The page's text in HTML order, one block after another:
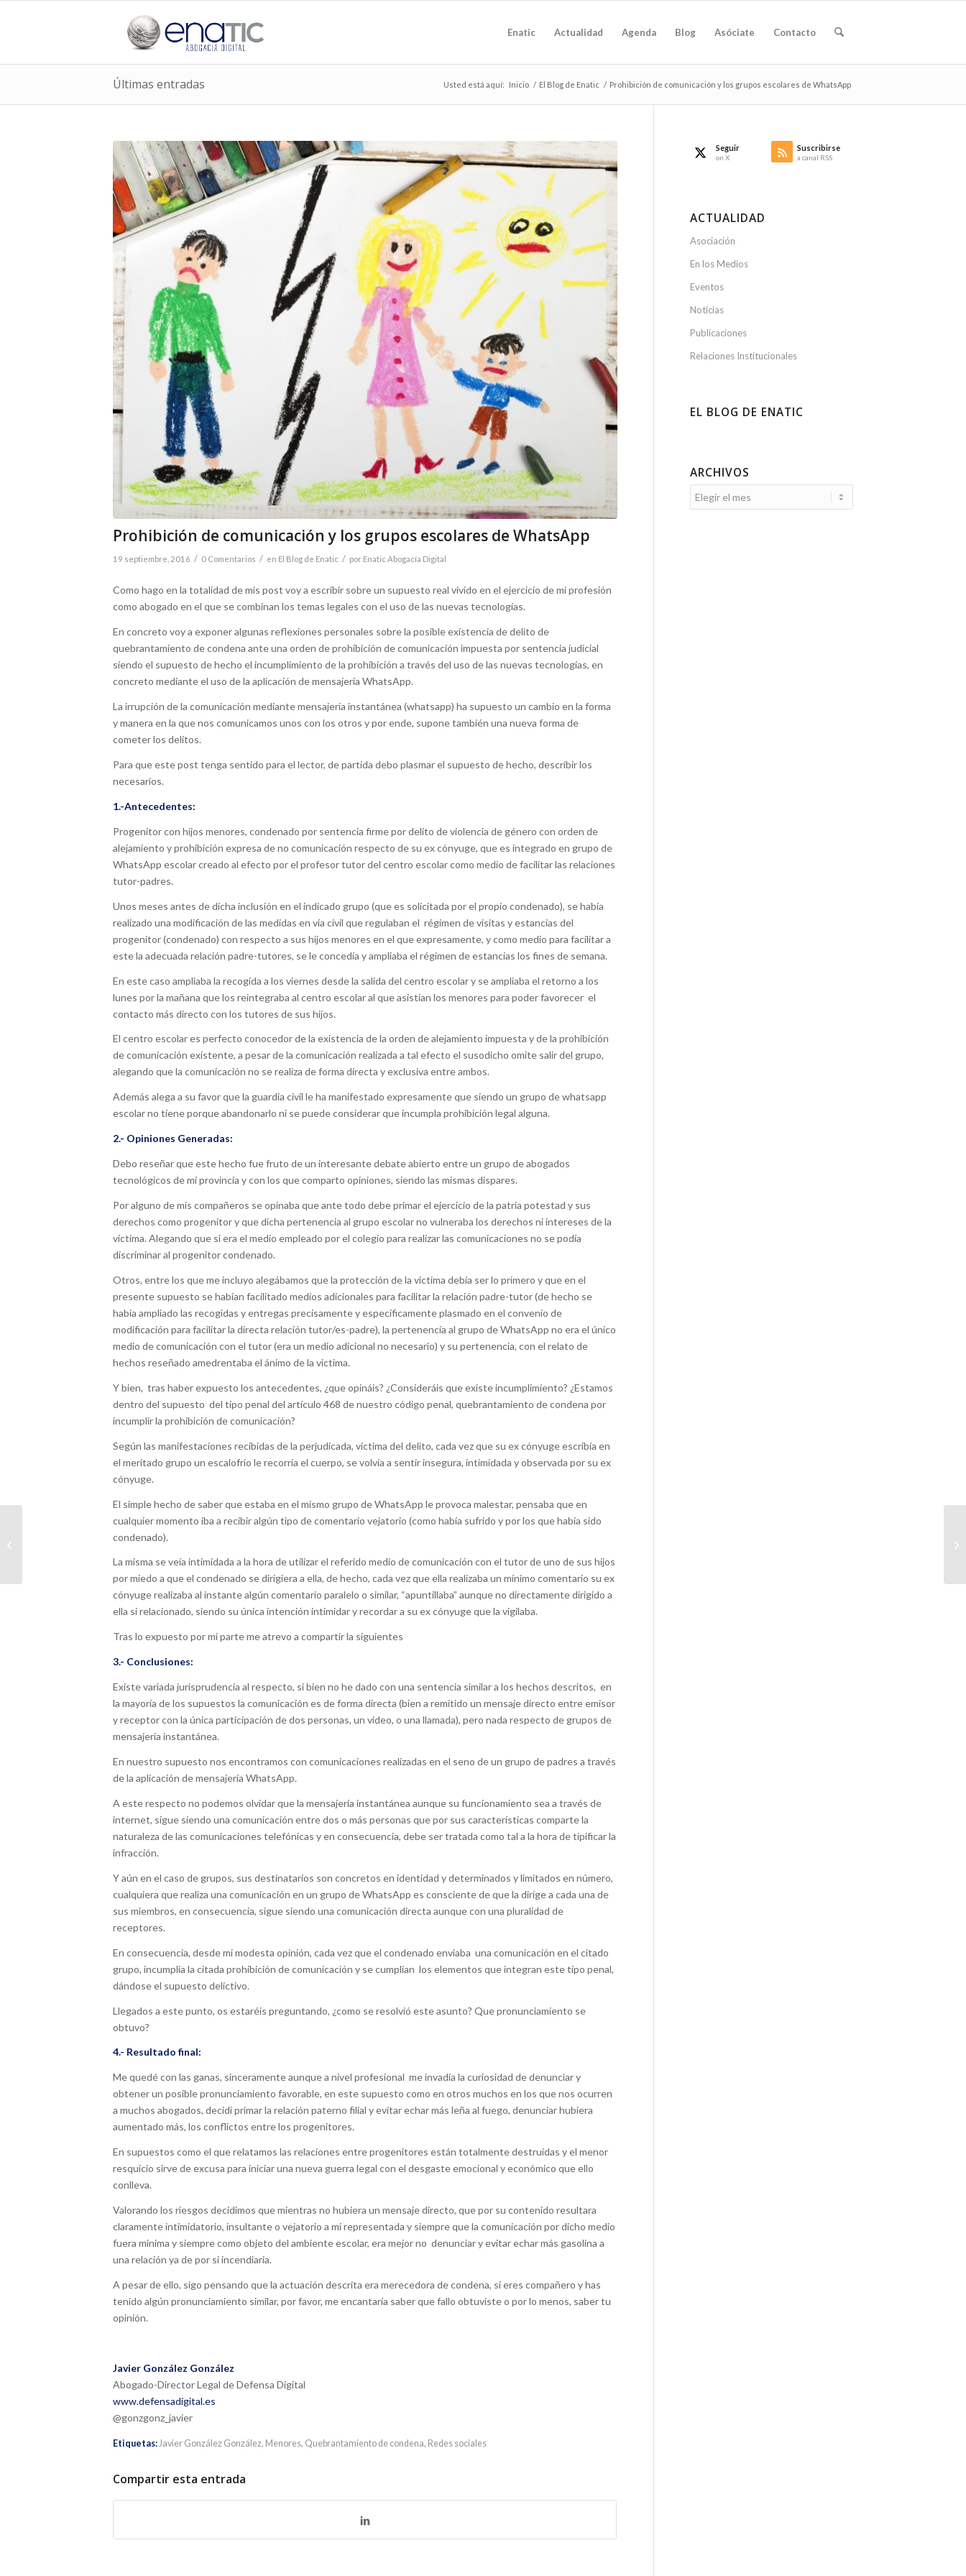
Enatic Actualidad Agenda Blog Asóciate Contacto
Últimas entradas Usted está aquí: Inicio / El Blog de Enatic / Prohibición de comunicación y los grupos escolares de WhatsApp
Prohibición de comunicación y los grupos escolares de WhatsApp
19 septiembre, 2016 / 0 Comentarios / en El Blog de Enatic / por Enatic Abogacía Digital
Como hago en la totalidad de mis post voy a escribir sobre un supuesto real vivido en el ejercicio de mi profesión
como abogado en el que se combinan los temas legales con el uso de las nuevas tecnologías.
En concreto voy a exponer algunas reflexiones personales sobre la posible existencia de delito de
quebrantamiento de condena ante una orden de prohibición de comunicación impuesta por sentencia judicial
siendo el supuesto de hecho el incumplimiento de la prohibición a través del uso de las nuevas tecnologías, en
concreto mediante el uso de la aplicación de mensajería WhatsApp.
La irrupción de la comunicación mediante mensajería instantánea (whatsapp) ha supuesto un cambio en la forma
y manera en la que nos comunicamos unos con los otros y por ende, supone también una nueva forma de
cometer los delitos.
Para que este post tenga sentido para el lector, de partida debo plasmar el supuesto de hecho, describir los
necesarios.
1.-Antecedentes:
Progenitor con hijos menores, condenado por sentencia firme por delito de violencia de género con orden de
alejamiento y prohibición expresa de no comunicación respecto de su ex cónyuge, que es integrado en grupo de
WhatsApp escolar creado al efecto por el profesor tutor del centro escolar como medio de facilitar las relaciones
tutor-padres.
Unos meses antes de dicha inclusión en el indicado grupo (que es solicitada por el propio condenado), se había
realizado una modificación de las medidas en vía civil que regulaban el régimen de visitas y estancias del
progenitor (condenado) con respecto a sus hijos menores en el que expresamente, y como medio para facilitar a
este la adecuada relación padre-tutores, se le concedía y ampliaba el régimen de estancias los fines de semana.
En este caso ampliaba la recogida a los viernes desde la salida del centro escolar y se ampliaba el retorno a los
lunes por la mañana que los reintegraba al centro escolar al que asistían los menores para poder favorecer el
contacto más directo con los tutores de sus hijos.
El centro escolar es perfecto conocedor de la existencia de la orden de alejamiento impuesta y de la prohibición
de comunicación existente, a pesar de la comunicación realizada a tal efecto el susodicho omite salir del grupo,
alegando que la comunicación no se realiza de forma directa y exclusiva entre ambos.
Además alega a su favor que la guardia civil le ha manifestado expresamente que siendo un grupo de whatsapp
escolar no tiene porque abandonarlo ni se puede considerar que incumpla prohibición legal alguna.
2.- Opiniones Generadas:
Debo reseñar que este hecho fue fruto de un interesante debate abierto entre un grupo de abogados
tecnológicos de mi provincia y con los que comparto opiniones, siendo las mismas dispares.
Por alguno de mis compañeros se opinaba que ante todo debe primar el ejercicio de la patria potestad y sus
derechos como progenitor y que dicha pertenencia al grupo escolar no vulneraba los derechos ni intereses de la
victima. Alegando que si era el medio empleado por el colegio para realizar las comunicaciones no se podía
discriminar al progenitor condenado.
Otros, entre los que me incluyo alegábamos que la protección de la victima debía ser lo primero y que en el
presente supuesto se habían facilitado medios adicionales para facilitar la relación padre-tutor (de hecho se
había ampliado las recogidas y entregas precisamente y específicamente plasmado en el convenio de
modificación para facilitar la directa relación tutor/es-padre), la pertenencia al grupo de WhatsApp no era el único
medio de comunicación con el tutor (era un medio adicional no necesario) y su pertenencia, con el relato de
hechos reseñado amedrentaba el ánimo de la victima.
Y bien, tras haber expuesto los antecedentes, ¿que opináis? ¿Consideráis que existe incumplimiento? ¿Estamos
dentro del supuesto del tipo penal del artículo 468 de nuestro código penal, quebrantamiento de condena por
incumplir la prohibición de comunicación?
Según las manifestaciones recibidas de la perjudicada, victima del delito, cada vez que su ex cónyuge escribía en
el meritado grupo un escalofrío le recorría el cuerpo, se volvía a sentir insegura, intimidada y observada por su ex
cónyuge.
El simple hecho de saber que estaba en el mismo grupo de WhatsApp le provoca malestar, pensaba que en
cualquier momento iba a recibir algún tipo de comentario vejatorio (como había sufrido y por los que había sido
condenado).
La misma se veía intimidada a la hora de utilizar el referido medio de comunicación con el tutor de uno de sus hijos
por miedo a que el condenado se dirigiera a ella, de hecho, cada vez que ella realizaba un mínimo comentario su ex
cónyuge realizaba al instante algún comentario paralelo o similar, “apuntillaba” aunque no directamente dirigido a
ella si relacionado, siendo su única intención intimidar y recordar a su ex cónyuge que la vigilaba.
Tras lo expuesto por mi parte me atrevo a compartir la siguientes
3.- Conclusiones:
Existe variada jurisprudencia al respecto, si bien no he dado con una sentencia similar a los hechos descritos, en
la mayoría de los supuestos la comunicación es de forma directa (bien a remitido un mensaje directo entre emisor
y receptor con la única participación de dos personas, un video, o una llamada), pero nada respecto de grupos de
mensajería instantánea.
En nuestro supuesto nos encontramos con comunicaciones realizadas en el seno de un grupo de padres a través
de la aplicación de mensajería WhatsApp.
A este respecto no podemos olvidar que la mensajería instantánea aunque su funcionamiento sea a través de
internet, sigue siendo una comunicación entre dos o más personas que por sus características comparte la
naturaleza de las comunicaciones telefónicas y en consecuencia, debe ser tratada como tal a la hora de tipificar la
infracción.
Y aún en el caso de grupos, sus destinatarios son concretos en identidad y determinados y limitados en número,
cualquiera que realiza una comunicación en un grupo de WhatsApp es consciente de que la dirige a cada una de
sus miembros, en consecuencia, sigue siendo una comunicación directa aunque con una pluralidad de
receptores.
En consecuencia, desde mi modesta opinión, cada vez que el condenado enviaba una comunicación en el citado
grupo, incumplía la citada prohibición de comunicación y se cumplían los elementos que integran este tipo penal,
dándose el supuesto delictivo.
Llegados a este punto, os estaréis preguntando, ¿como se resolvió este asunto? Que pronunciamiento se
obtuvo?
4.- Resultado final:
Me quedé con las ganas, sinceramente aunque a nivel profesional me invadía la curiosidad de denunciar y
obtener un posible pronunciamiento favorable, en este supuesto como en otros muchos en los que nos ocurren
a muchos abogados, decidí primar la relación paterno filial y evitar echar más leña al fuego, denunciar hubiera
aumentado más, los conflictos entre los progenitores.
En supuestos como el que relatamos las relaciones entre progenitores están totalmente destruidas y el menor
resquicio sirve de excusa para iniciar una nueva guerra legal con el desgaste emocional y económico que ello
conlleva.
Valorando los riesgos decidimos que mientras no hubiera un mensaje directo, que por su contenido resultara
claramente intimidatorio, insultante o vejatorio a mi representada y siempre que la comunicación por dicho medio
fuera mínima y siempre como objeto del ambiente escolar, era mejor no denunciar y evitar echar más gasolina a
una relación ya de por si incendiaria.
A pesar de ello, sigo pensando que la actuación descrita era merecedora de condena, si eres compañero y has
tenido algún pronunciamiento similar, por favor, me encantaría saber que fallo obtuviste o por lo menos, saber tu
opinión.
Javier González González
Abogado-Director Legal de Defensa Digital
www.defensadigital.es
@gonzgonz_javier
Etiquetas: Javier González González, Menores, Quebrantamiento de condena, Redes sociales
Compartir esta entrada
Seguir
on X
Suscribirse
a canal RSS
ACTUALIDAD
Asociación
En los Medios
Eventos
Noticias
Publicaciones
Relaciones Institucionales
EL BLOG DE ENATIC
ARCHIVOS